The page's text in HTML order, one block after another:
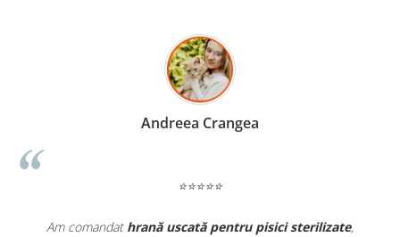
Madalina Stancea
⭐⭐⭐⭐⭐
Apreciez foarte mult faptul că peehranaanimale.rogăsesc